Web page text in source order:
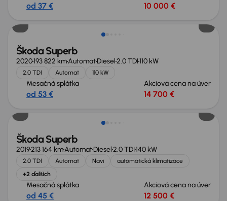
od 37 € 10 000 €
Škoda Superb
2020193 822 kmAutomatDiesel2.0 TDI110 kW
2.0 TDI Automat 110 kW
Mesačná splátka
od 53 €
Akciová cena na úver
14 700 €
Nové v ponuke
Škoda Superb
2019213 164 kmAutomatDiesel2.0 TDI140 kW
2.0 TDI Automat Navi
automatická klimatizace
+2 ďalších
Mesačná splátka
od 45 €
Akciová cena na úver
12 500 €